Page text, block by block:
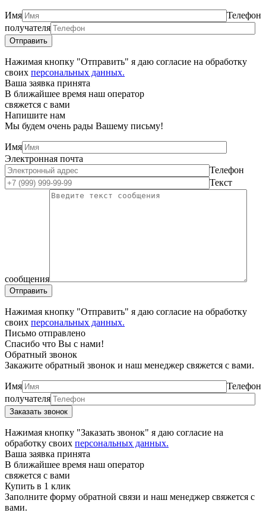
Имя
Телефон
получателя
Нажимая кнопку "Отправить" я даю согласие на обработку
своих персональных данных.
Ваша заявка принята
В ближайшее время наш оператор
свяжется с вами
Напишите нам
Мы будем очень рады Вашему письму!
Имя
Электронная почта
Телефон
Текст
сообщения
Нажимая кнопку "Отправить" я даю согласие на обработку
своих персональных данных.
Письмо отправлено
Спасибо что Вы с нами!
Обратный звонок
Закажите обратный звонок и наш менеджер свяжется с вами.
Имя
Телефон
получателя
Нажимая кнопку "Заказать звонок" я даю согласие на
обработку своих персональных данных.
Ваша заявка принята
В ближайшее время наш оператор
свяжется с вами
Купить в 1 клик
Заполните форму обратной связи и наш менеджер свяжется с
вами.